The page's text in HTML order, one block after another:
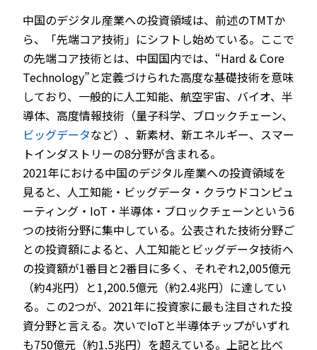
中国のデジタル産業への投資領域は、前述のTMTか
ら、「先端コア技術」にシフトし始めている。ここで
の先端コア技術とは、中国国内では、“Hard & Core
Technology”と定義づけられた高度な基礎技術を意味
しており、一般的に人工知能、航空宇宙、バイオ、半
導体、高度情報技術（量子科学、ブロックチェーン、
ビッグデータなど）、新素材、新エネルギー、スマー
トインダストリーの8分野が含まれる。
2021年における中国のデジタル産業への投資領域を
見ると、人工知能・ビッグデータ・クラウドコンピュ
ーティング・IoT・半導体・ブロックチェーンという6
つの技術分野に集中している。公表された技術分野ご
との投資額によると、人工知能とビッグデータ技術へ
の投資額が1番目と2番目に多く、それぞれ2,005億元
（約4兆円）と1,200.5億元（約2.4兆円）に達してい
る。この2つが、2021年に投資家に最も注目された投
資分野と言える。次いでIoTと半導体チップがいずれ
も750億元（約1.5兆円）を超えている。上記と比べ